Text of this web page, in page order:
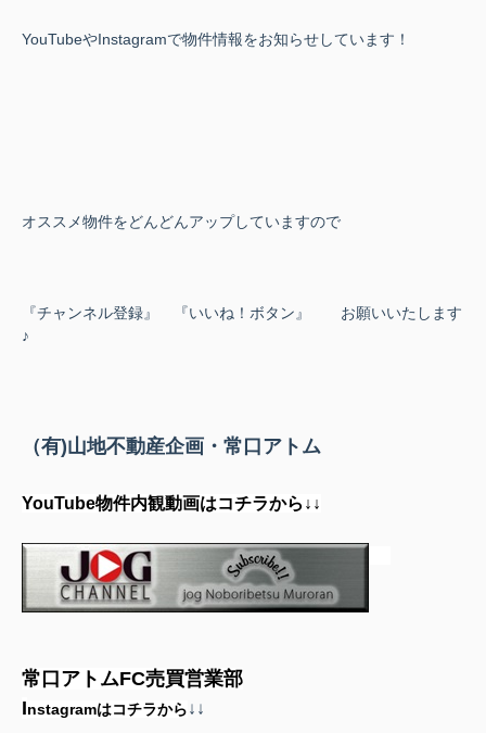
YouTubeやInstagramで物件情報をお知らせしています！
オススメ物件をどんどんアップしていますので
『チャンネル登録』 『いいね！ボタン』 お願いいたします
♪
（有)山地不動産企画・常口アトム
YouTube物件内観動画はコチラから↓↓
常口アトムFC売買営業部
Instagramはコチラから↓↓